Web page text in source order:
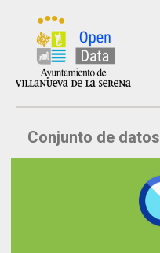
Inicio
Datos
Conjunto de datos